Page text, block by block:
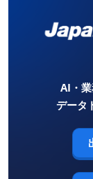
AI・業
データ